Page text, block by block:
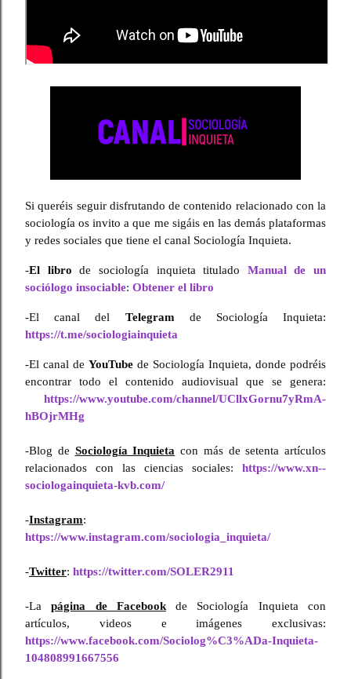
Si queréis seguir disfrutando de contenido relacionado con la
sociología os invito a que me sigáis en las demás plataformas
y redes sociales que tiene el canal Sociología Inquieta.
-El libro de sociología inquieta titulado Manual de un
sociólogo insociable: Obtener el libro
-El canal del Telegram
https://t.me/sociologiainquieta
-El canal de YouTube de Sociología Inquieta, donde podréis
encontrar todo el contenido audiovisual que se genera:
https://www.youtube.com/channel/UCllxGornu7yRmA-
hBOjrMHg
-Blog de Sociología Inquieta con más de setenta artículos
relacionados con las ciencias sociales: https://www.xn--
sociologainquieta-kvb.com/
-Instagram:
https://www.instagram.com/sociologia_inquieta/
-Twitter: https://twitter.com/SOLER2911
-La página de Facebook de Sociología Inquieta con
https://www.facebook.com/Sociolog%C3%ADa-Inquieta-
104808991667556